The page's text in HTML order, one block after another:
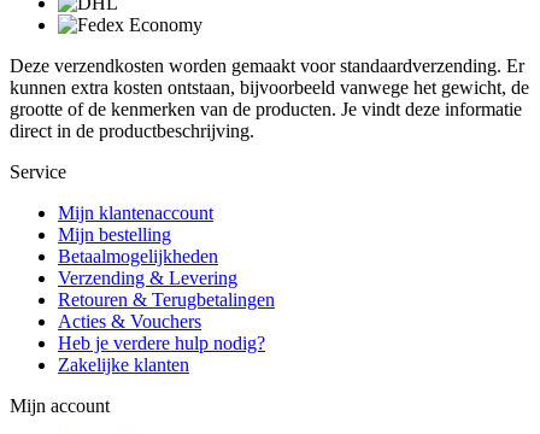
Deze verzendkosten worden gemaakt voor standaardverzending. Er
kunnen extra kosten ontstaan, bijvoorbeeld vanwege het gewicht, de
grootte of de kenmerken van de producten. Je vindt deze informatie
direct in de productbeschrijving.
Service
Mijn klantenaccount
Mijn bestelling
Betaalmogelijkheden
Verzending & Levering
Retouren & Terugbetalingen
Acties & Vouchers
Heb je verdere hulp nodig?
Zakelijke klanten
Mijn account